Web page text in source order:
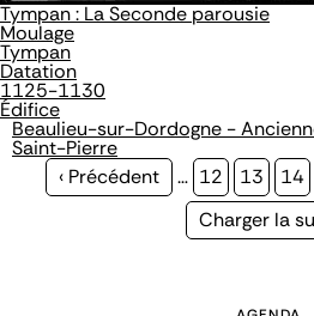
Tympan : La Seconde parousie
Moulage
Tympan
Datation
1125-1130
Édifice
Beaulieu-sur-Dordogne -
Saint-Pierre
Page
‹ Précédent … Page
12 Page
13 Page
14
Page
Charger la